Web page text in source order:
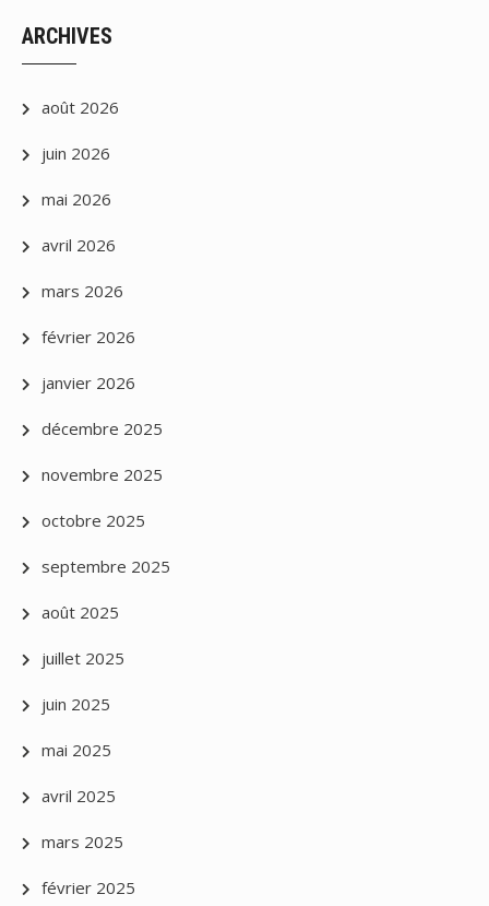
ARCHIVES
août 2026
juin 2026
mai 2026
avril 2026
mars 2026
février 2026
janvier 2026
décembre 2025
novembre 2025
octobre 2025
septembre 2025
août 2025
juillet 2025
juin 2025
mai 2025
avril 2025
mars 2025
février 2025